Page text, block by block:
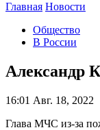
Главная Новости
Общество
В России
Александр
16:01 Авг. 18, 2022
Глава МЧС из-за